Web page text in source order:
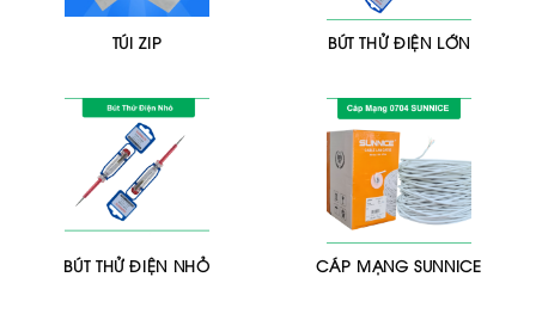
TÚI ZIP BÚT THỬ ĐIỆN LỚN
BÚT THỬ ĐIỆN NHỎ CÁP MẠNG SUNNICE